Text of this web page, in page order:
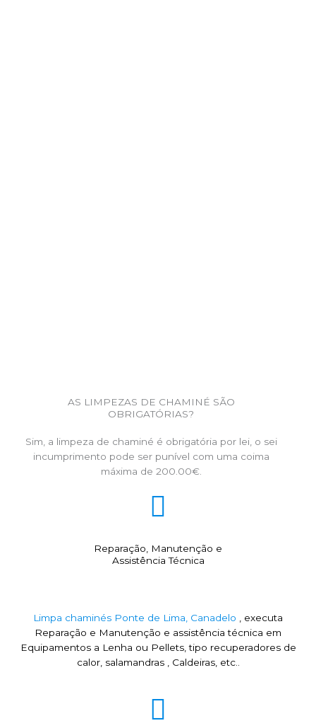
AS LIMPEZAS DE CHAMINÉ SÃO
OBRIGATÓRIAS?
Sim, a limpeza de chaminé é obrigatória por lei, o sei
incumprimento pode ser punível com uma coima
máxima de 200.00€.
Reparação, Manutenção e
Assistência Técnica
Limpa chaminés Ponte de Lima, Canadelo , executa
Reparação e Manutenção e assistência técnica em
Equipamentos a Lenha ou Pellets, tipo recuperadores de
calor, salamandras , Caldeiras, etc..